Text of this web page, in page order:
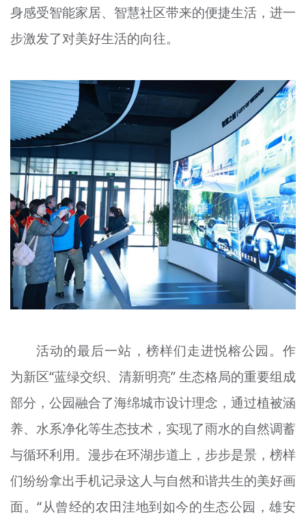
身感受智能家居、智慧社区带来的便捷生活，进一
步激发了对美好生活的向往。
活动的最后一站，榜样们走进悦榕公园。作
为新区“蓝绿交织、清新明亮” 生态格局的重要组成
部分，公园融合了海绵城市设计理念，通过植被涵
养、水系净化等生态技术，实现了雨水的自然调蓄
与循环利用。漫步在环湖步道上，步步是景，榜样
们纷纷拿出手机记录这人与自然和谐共生的美好画
面。“从曾经的农田洼地到如今的生态公园，雄安